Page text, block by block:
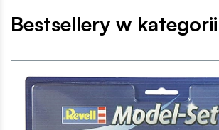
Bestsellery w kategorii